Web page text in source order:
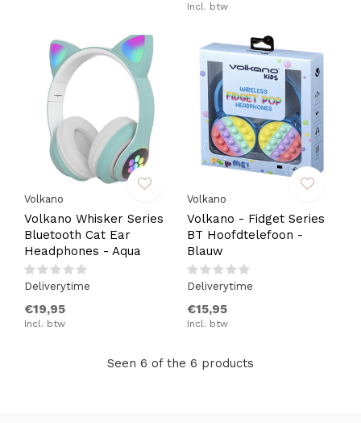
Incl. btw
Volkano
Volkano Whisker Series
Bluetooth Cat Ear
Headphones - Aqua
Deliverytime
€19,95
Incl. btw
Volkano
Volkano - Fidget Series
BT Hoofdtelefoon -
Blauw
Deliverytime
€15,95
Incl. btw
Seen 6 of the 6 products